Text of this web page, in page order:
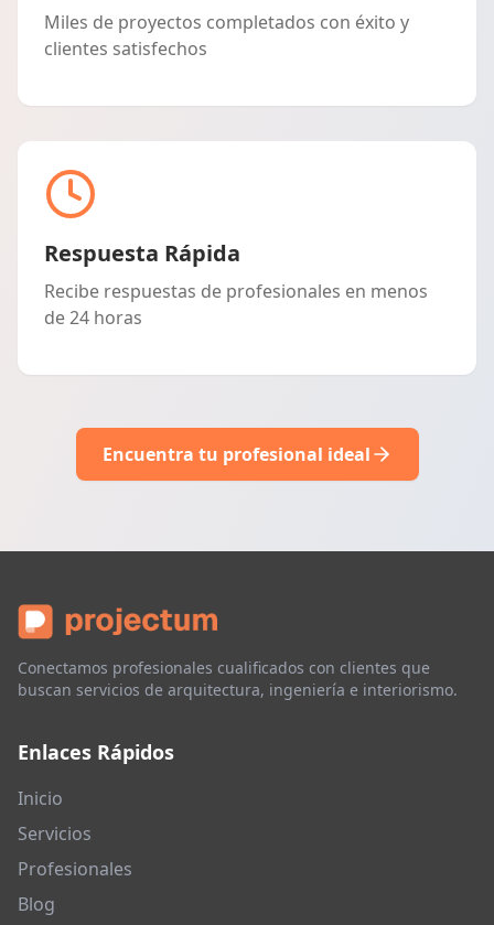
Miles de proyectos completados con éxito y
clientes satisfechos
Respuesta Rápida
Recibe respuestas de profesionales en menos
de 24 horas
Encuentra tu profesional ideal
Conectamos profesionales cualificados con clientes que
buscan servicios de arquitectura, ingeniería e interiorismo.
Enlaces Rápidos
Inicio
Servicios
Profesionales
Blog